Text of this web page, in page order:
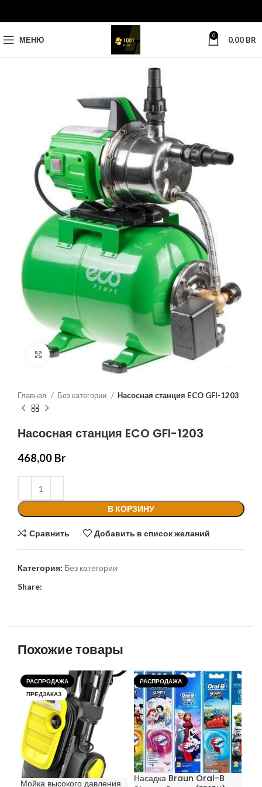
МЕНЮ 0 0,00 BR
Нажмите, чтобы увеличить
Главная Без категории Насосная станция ECO GFI-1203
Насосная станция ECO GFI-1203
468,00 Br
В КОРЗИНУ
Сравнить Добавить в список желаний
Категория: Без категории
Share:
Похожие товары
РАСПРОДАЖА
ПРЕДЗАКАЗ
Мойка высокого давления
РАСПРОДАЖА
Насадка Braun Oral-B